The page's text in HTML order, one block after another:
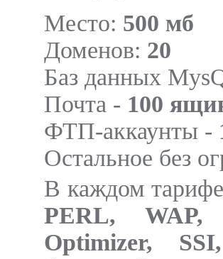
Место: 500 мб
Доменов: 20
Баз данных
Почта - 100
ФТП-аккаунты -
Остальное без
В каждом
PERL, WAP,
Optimizer,